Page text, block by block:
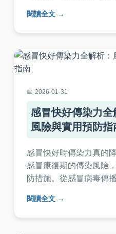
誤用藥，保障健康。
閱讀全文
2026-01-31
感冒快好傳染力
風險與實用預防指
感冒快好時傳染力真的
感冒康復期的傳染風險
防措施。從感冒病毒傳
面了解如何避免傳染他
較、個人經驗分享和問
閱讀全文